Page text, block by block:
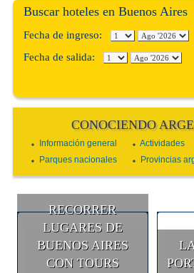
Buscar hoteles en Buenos Aires
Fecha de ingreso:
Fecha de salida:
CONOCIENDO
Información general
Actividades
Parques nacionales
Provincias
RECORRER
LUGARES DE
BUENOS AIRES
CON TOURS